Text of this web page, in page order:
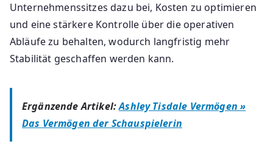
Unternehmenssitzes dazu bei, Kosten zu optimieren
und eine stärkere Kontrolle über die operativen
Abläufe zu behalten, wodurch langfristig mehr
Stabilität geschaffen werden kann.
Ergänzende Artikel:Ashley Tisdale Vermögen »
Das Vermögen der Schauspielerin